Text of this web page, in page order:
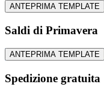
ANTEPRIMA TEMPLATE
Saldi di Primavera
ANTEPRIMA TEMPLATE
Spedizione gratuita